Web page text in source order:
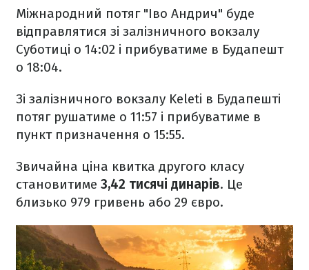
Міжнародний потяг "Іво Андрич" буде
відправлятися зі залізничного вокзалу
Суботиці о 14:02 і прибуватиме в Будапешт
о 18:04.
Зі залізничного вокзалу Keleti в Будапешті
потяг рушатиме о 11:57 і прибуватиме в
пункт призначення о 15:55.
Звичайна ціна квитка другого класу
становитиме 3,42 тисячі динарів. Це
близько 979 гривень або 29 євро.